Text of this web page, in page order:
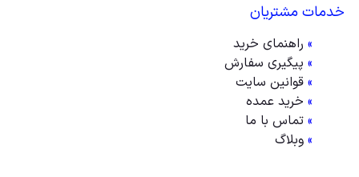
قهوه یک نوشیدنی سالم است که فواید زیادی برای بدن دارد.
این می تواند به بهبود عملکرد شناختی، کنترل سطح قند
خون، کاهش خطر بیماری قلبی کمک کند و حاوی آنتی
اکسیدان هایی است که از آسیب سلولی و التهاب محافظت
خدمات مشتریان
» راهنمای خرید
» پیگیری سفارش
» قوانین سایت
» خرید عمده
» تماس با ما
» وبلاگ